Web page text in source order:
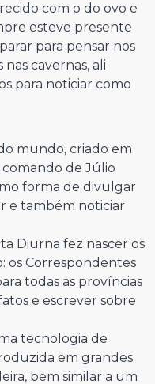
com o do ovo e
esteve presente
para pensar nos
cavernas, ali
para noticiar como
mundo, criado em
comando de Júlio
forma de divulgar
e também noticiar
Diurna fez nascer os
os Correspondentes
todas as províncias
e escrever sobre
tecnologia de
em grandes
bem similar a um